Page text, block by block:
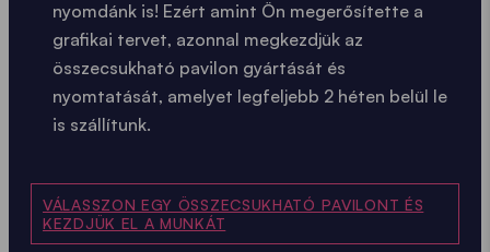
nyomdánk is! Ezért amint Ön megerősítette a
grafikai tervet, azonnal megkezdjük az
összecsukható pavilon gyártását és
nyomtatását, amelyet legfeljebb 2 héten belül le
is szállítunk.
VÁLASSZON EGY ÖSSZECSUKHATÓ PAVILONT ÉS
KEZDJÜK EL A MUNKÁT